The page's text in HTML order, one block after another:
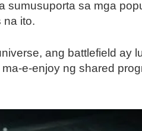
sa mga
na ito.
ang battlefield ay
e-enjoy ng shared